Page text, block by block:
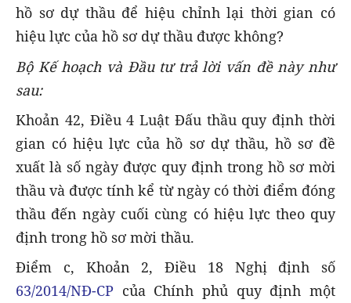
hồ sơ dự thầu để hiệu chỉnh lại thời gian có
hiệu lực của hồ sơ dự thầu được không?
Bộ Kế hoạch và Đầu tư trả lời vấn đề này như
sau:
Khoản 42, Điều 4 Luật Đấu thầu quy định thời
gian có hiệu lực của hồ sơ dự thầu, hồ sơ đề
xuất là số ngày được quy định trong hồ sơ mời
thầu và được tính kể từ ngày có thời điểm đóng
thầu đến ngày cuối cùng có hiệu lực theo quy
định trong hồ sơ mời thầu.
Điểm c, Khoản 2, Điều 18 Nghị định số
63/2014/NĐ-CP của Chính phủ quy định một